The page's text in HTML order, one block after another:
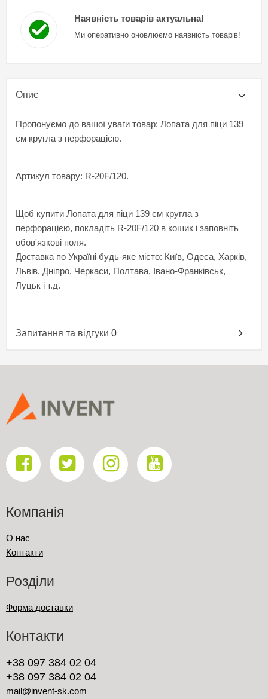
Наявність товарів актуальна!
Ми оперативно оновлюємо наявність товарів!
Опис
Пропонуємо до вашої уваги товар: Лопата для піци 139
см кругла з перфорацією.
Артикул товару: R-20F/120.
Щоб купити Лопата для піци 139 см кругла з
перфорацією, покладіть R-20F/120 в кошик і заповніть
обов'язкові поля.
Доставка по Україні будь-яке місто: Київ, Одеса, Харків,
Львів, Дніпро, Черкаси, Полтава, Івано-Франківськ,
Луцьк і т.д.
Запитання та відгуки 0
Компанія
О нас
Контакти
Розділи
Форма доставки
Контакти
+38 097 384 02 04
+38 097 384 02 04
mail@invent-sk.com